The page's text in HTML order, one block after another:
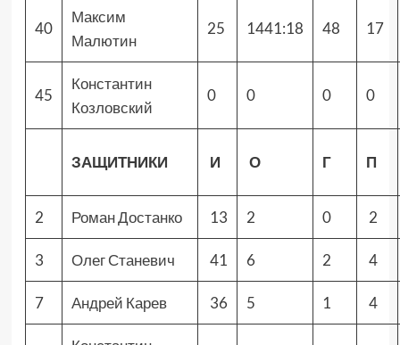
40
Максим
Малютин
25 1441:18 48 17
45
Константин
Козловский
0 0 0 0
ЗАЩИТНИКИ И О Г П
2 Роман Достанко 13 2 0 2
3 Олег Станевич 41 6 2 4
7 Андрей Карев 36 5 1 4